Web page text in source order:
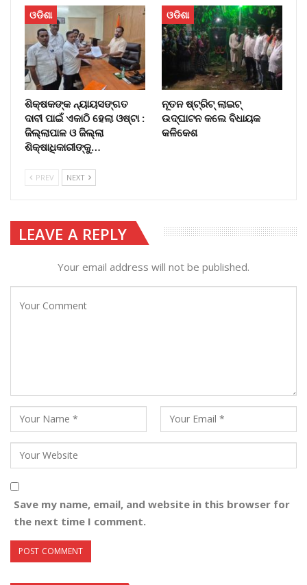
ଓଡିଶା
ଶିକ୍ଷକଙ୍କ ନ୍ୟାୟସଙ୍ଗତ
ଦାବୀ ପାଇଁ ଏକାଠି ହେଲା ଓଷ୍ଟା :
ଜିଲ୍ଲାପାଳ ଓ ଜିଲ୍ଲା
ଶିକ୍ଷାଧିକାରୀଙ୍କୁ…
ଓଡିଶା
ନୂତନ ଷ୍ଟ୍ରିଟ୍ ଲାଇଟ୍‌
ଉଦ୍‌ଘାଟନ କଲେ ବିଧାୟକ
କଳିକେଶ
PREV NEXT
LEAVE A REPLY
Your email address will not be published.
Save my name, email, and website in this browser for
the next time I comment.